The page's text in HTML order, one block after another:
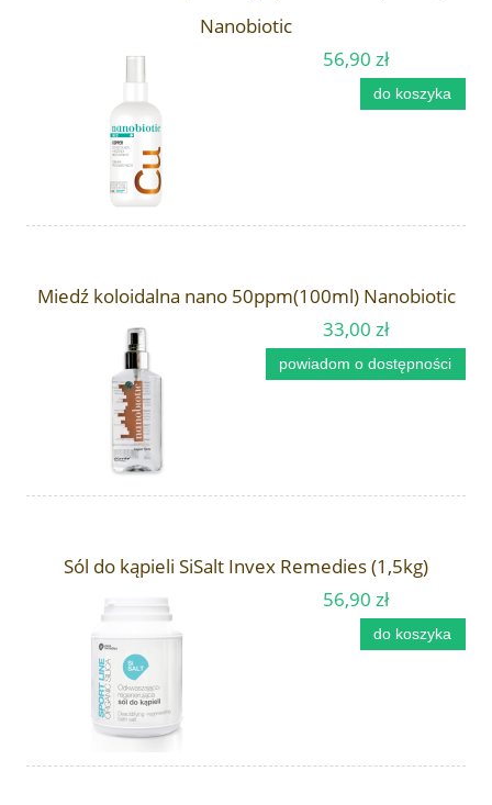
Nanobiotic
56,90 zł
do koszyka
Miedź koloidalna nano 50ppm(100ml) Nanobiotic
33,00 zł
powiadom o dostępności
Sól do kąpieli SiSalt Invex Remedies (1,5kg)
56,90 zł
do koszyka